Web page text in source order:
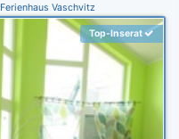
Ferienhaus Vaschvitz
Top-Inserat